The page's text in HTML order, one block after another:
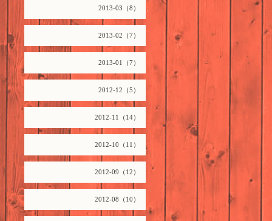
2013-03（8）
2013-02（7）
2013-01（7）
2012-12（5）
2012-11（14）
2012-10（11）
2012-09（12）
2012-08（10）